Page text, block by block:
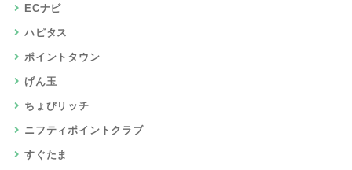
ECナビ
ハピタス
ポイントタウン
げん玉
ちょびリッチ
ニフティポイントクラブ
すぐたま